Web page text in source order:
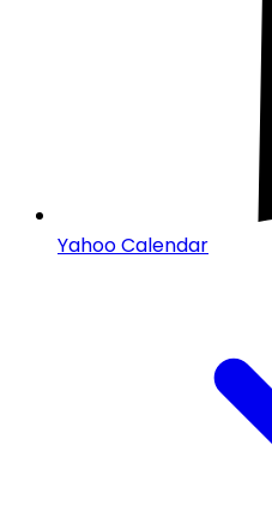
Yahoo Calendar